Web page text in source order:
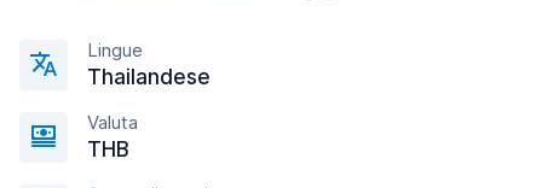
Lingue
Thailandese
Valuta
THB